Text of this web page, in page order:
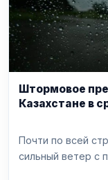
Штормовое
Казахстане в
Почти по всей
сильный ветер с